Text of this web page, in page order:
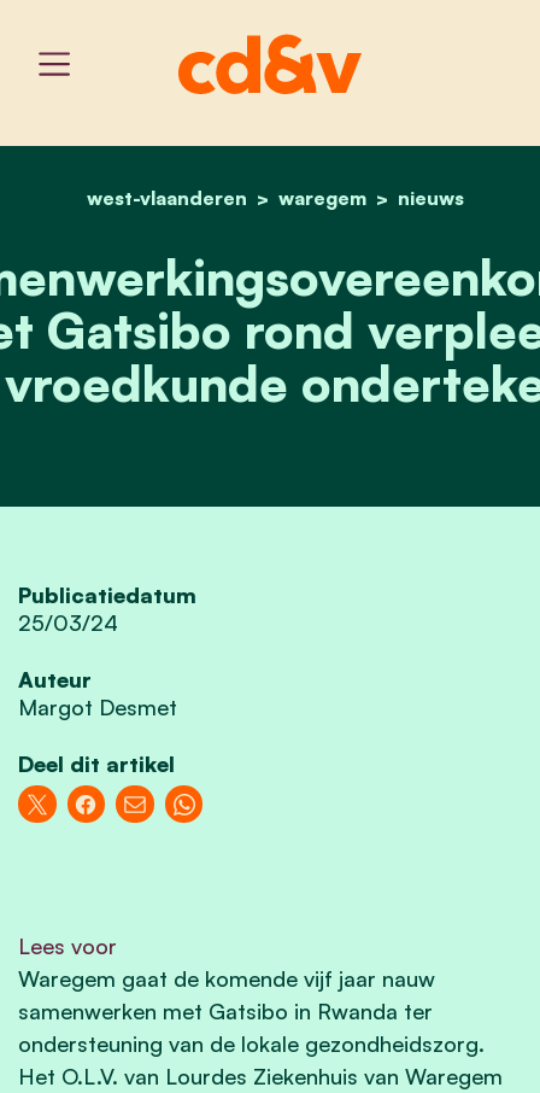
home
west-vlaanderen waregem nieuws
Gatsibo rond
Publicatiedatum
25/03/24
Auteur
Margot Desmet
Deel dit artikel
Lees voor
Waregem gaat de komende vijf jaar nauw
samenwerken met Gatsibo in Rwanda ter
ondersteuning van de lokale gezondheidszorg.
Het O.L.V. van Lourdes Ziekenhuis van Waregem